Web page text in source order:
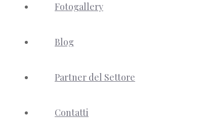
Fotogallery
Blog
Partner del Settore
Contatti